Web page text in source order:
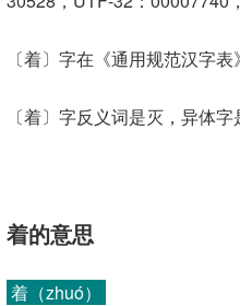
〔着〕字在《通用规范汉字
〔着〕字反义词是灭，异体字
着的意思
着（zhuó）